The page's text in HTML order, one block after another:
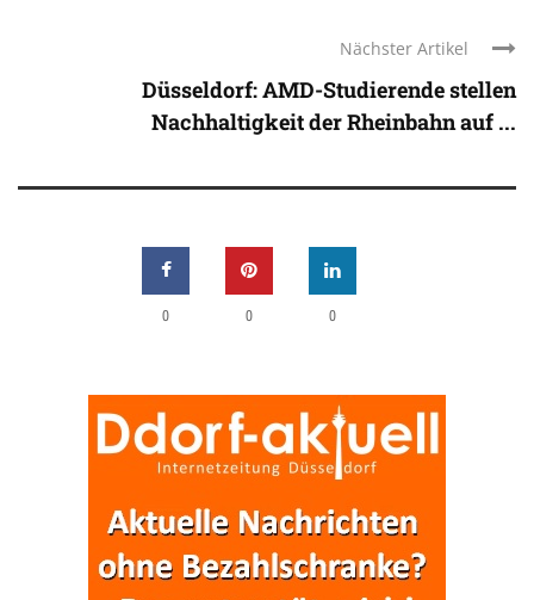
Nächster Artikel
Düsseldorf: AMD-Studierende stellen
Nachhaltigkeit der Rheinbahn auf ...
0 0 0